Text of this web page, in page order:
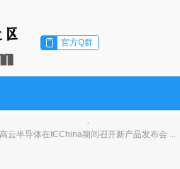
官方Q群
高云半导体在ICChina期间召开新产品发布会 ...